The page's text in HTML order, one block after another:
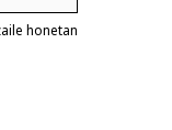
honetan